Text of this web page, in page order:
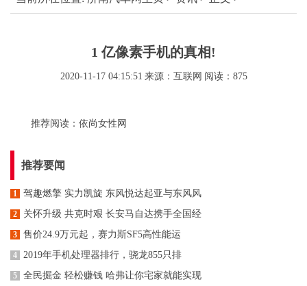
1 亿像素手机的真相!
2020-11-17 04:15:51 来源：互联网 阅读：875
推荐阅读： 依尚女性网
推荐要闻
1 驾趣燃擎 实力凯旋 东风悦达起亚与东风风
2 关怀升级 共克时艰 长安马自达携手全国经
3 售价24.9万元起，赛力斯SF5高性能运
4 2019年手机处理器排行，骁龙855只排
5 全民掘金 轻松赚钱 哈弗让你宅家就能实现